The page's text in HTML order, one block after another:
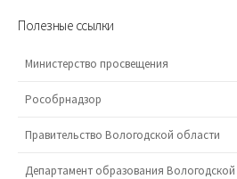
Полезные ссылки
Министерство просвещения
Рособрнадзор
Правительство Вологодской области
Департамент образования